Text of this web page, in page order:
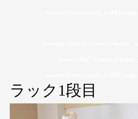
ラック1段目